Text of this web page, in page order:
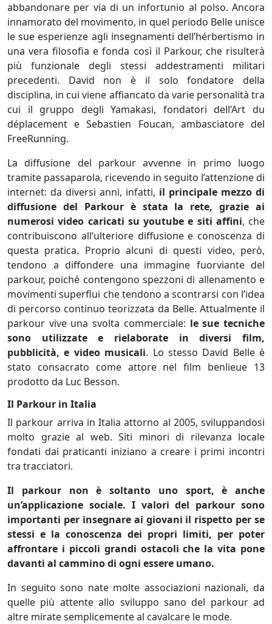
abbandonare per via di un infortunio al polso. Ancora
innamorato del movimento, in quel periodo Belle unisce
le sue esperienze agli insegnamenti dell’hérbertismo in
una vera filosofia e fonda così il Parkour, che risulterà
più funzionale degli stessi addestramenti militari
precedenti. David non è il solo fondatore della
disciplina, in cui viene affiancato da varie personalità tra
cui il gruppo degli Yamakasi, fondatori dell’Art du
déplacement e Sebastien Foucan, ambasciatore del
FreeRunning.
La diffusione del parkour avvenne in primo luogo
tramite passaparola, ricevendo in seguito l’attenzione di
internet: da diversi anni, infatti, il principale mezzo di
diffusione del Parkour è stata la rete, grazie ai
numerosi video caricati su youtube e siti affini, che
contribuiscono all’ulteriore diffusione e conoscenza di
questa pratica. Proprio alcuni di questi video, però,
tendono a diffondere una immagine fuorviante del
parkour, poiché contengono spezzoni di allenamento e
movimenti superflui che tendono a scontrarsi con l’idea
di percorso continuo teorizzata da Belle. Attualmente il
parkour vive una svolta commerciale: le sue tecniche
sono utilizzate e rielaborate in diversi film,
pubblicità, e video musicali. Lo stesso David Belle è
stato consacrato come attore nel film benlieue 13
prodotto da Luc Besson.
Il Parkour in Italia
Il parkour arriva in Italia attorno al 2005, sviluppandosi
molto grazie al web. Siti minori di rilevanza locale
fondati dai praticanti iniziano a creare i primi incontri
tra tracciatori.
Il parkour non è soltanto uno sport, è anche
un’applicazione sociale. I valori del parkour sono
importanti per insegnare ai giovani il rispetto per se
stessi e la conoscenza dei propri limiti, per poter
affrontare i piccoli grandi ostacoli che la vita pone
davanti al cammino di ogni essere umano.
In seguito sono nate molte associazioni nazionali, da
quelle più attente allo sviluppo sano del parkour ad
altre mirate semplicemente al cavalcare le mode.